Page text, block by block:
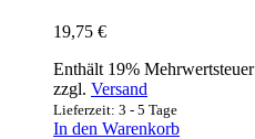
19,75 €
Enthält 19% Mehrwertsteuer
zzgl. Versand
Lieferzeit: 3 - 5 Tage
In den Warenkorb